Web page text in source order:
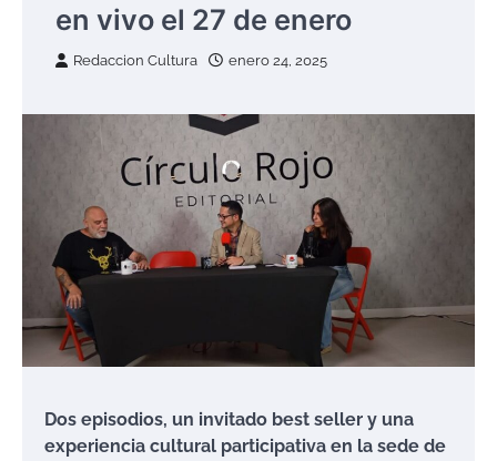
en vivo el 27 de enero
Redaccion Cultura enero 24, 2025
Dos episodios, un invitado best seller y una
experiencia cultural participativa en la sede de